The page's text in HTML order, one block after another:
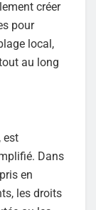
créer
pour
local,
au long
est
Dans
en
les droits